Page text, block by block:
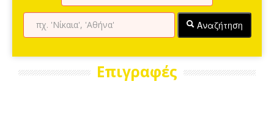
Αναζήτηση
Επιγραφές